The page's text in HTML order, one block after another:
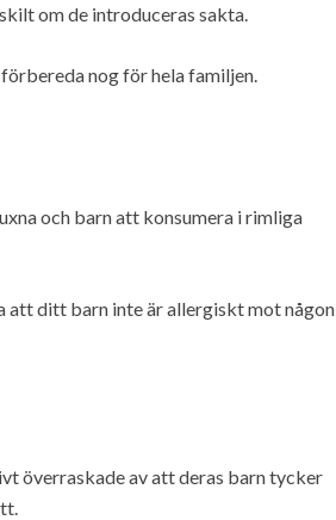
om de introduceras sakta.
nog för hela familjen.
och barn att konsumera i rimliga
att ditt barn inte är allergiskt mot någon
överraskade av att deras barn tycker